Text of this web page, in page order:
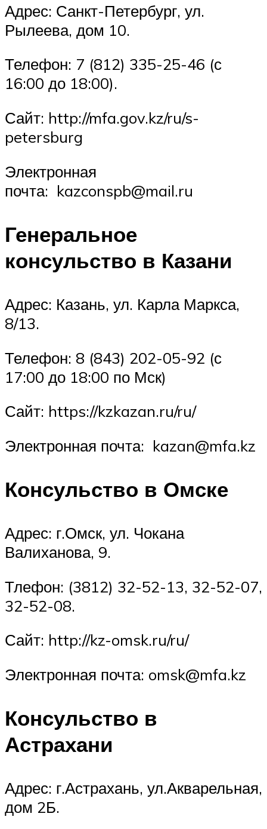
Адрес: Санкт-Петербург, ул.
Рылеева, дом 10.
Телефон: 7 (812) 335-25-46 (с
16:00 до 18:00).
Сайт: http://mfa.gov.kz/ru/s-
petersburg
Электронная
почта: kazconspb@mail.ru
Генеральное
консульство в Казани
Адрес: Казань, ул. Карла Маркса,
8/13.
Телефон: 8 (843) 202-05-92 (с
17:00 до 18:00 по Мск)
Сайт: https://kzkazan.ru/ru/
Электронная почта: kazan@mfa.kz
Консульство в Омске
Адрес: г.Омск, ул. Чокана
Валиханова, 9.
Тлефон: (3812) 32-52-13, 32-52-07,
32-52-08.
Сайт: http://kz-omsk.ru/ru/
Электронная почта: omsk@mfa.kz
Консульство в
Астрахани
Адрес: г.Астрахань, ул.Акварельная,
дом 2Б.